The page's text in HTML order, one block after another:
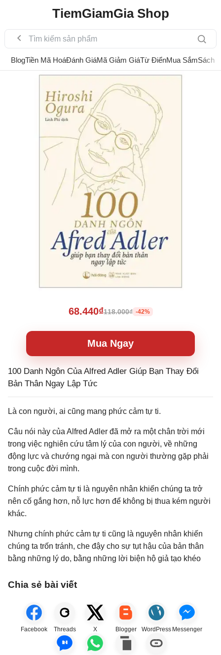
TiemGiamGia Shop
BlogTiền Mã HoáĐánh GiáMã Giảm GiáTừ ĐiểnMua SắmSách
68.440₫118.000₫ -42%
Mua Ngay
100 Danh Ngôn Của Alfred Adler Giúp Bạn Thay Đổi
Bản Thân Ngay Lập Tức
Là con người, ai cũng mang phức cảm tự ti.
Câu nói này của Alfred Adler đã mở ra một chân trời mới
trong việc nghiên cứu tâm lý của con người, về những
động lực và chướng ngại mà con người thường gặp phải
trong cuộc đời mình.
Chính phức cảm tự ti là nguyên nhân khiến chúng ta trở
nên cố gắng hơn, nỗ lực hơn để không bị thua kém người
khác.
Nhưng chính phức cảm tự ti cũng là nguyên nhân khiến
chúng ta trốn tránh, che đậy cho sự tụt hậu của bản thân
bằng những lý do, bằng những lời biện hộ giả tạo khéo
Chia sẻ bài viết
Facebook Threads X Blogger WordPress Messenger